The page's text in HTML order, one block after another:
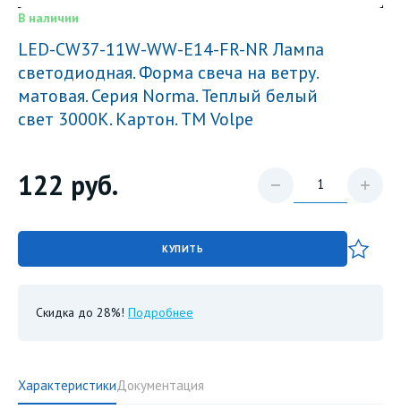
В наличии
LED-CW37-11W-WW-E14-FR-NR Лампа
светодиодная. Форма свеча на ветру.
матовая. Серия Norma. Теплый белый
свет 3000K. Картон. ТМ Volpe
122 руб.
КУПИТЬ
Скидка до 28%! Подробнее
ХарактеристикиДокументация